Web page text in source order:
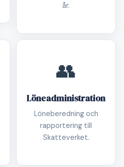
år.
👥
Löneadministration
Löneberedning och
rapportering till
Skatteverket.